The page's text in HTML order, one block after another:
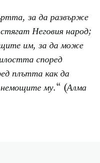
за да развърже
Неговия народ;
им, за да може
според
плътта как да
немощите му.“ (Алма